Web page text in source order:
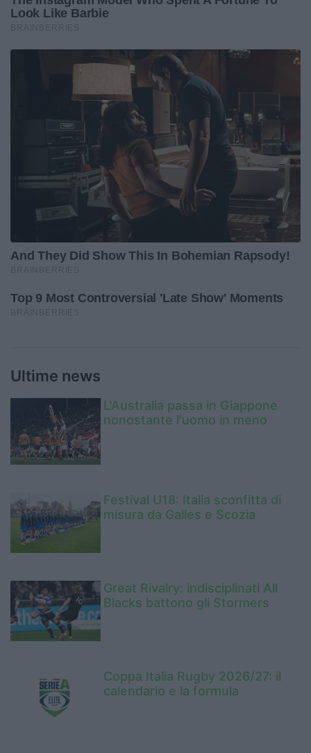
Ultime news
L'Australia passa in Giappone
nonostante l'uomo in meno
Festival U18: Italia sconfitta di
misura da Galles e Scozia
Great Rivalry: indisciplinati All
Blacks battono gli Stormers
Coppa Italia Rugby 2026/27: il
calendario e la formula